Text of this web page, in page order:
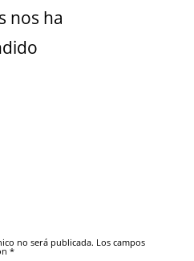
nos ha
no será publicada. Los campos
*